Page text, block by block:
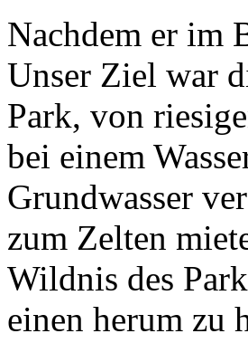
Nachdem er im
Unser Ziel war
Park, von
bei einem
Grundwasser
zum Zelten
Wildnis des
einen herum zu